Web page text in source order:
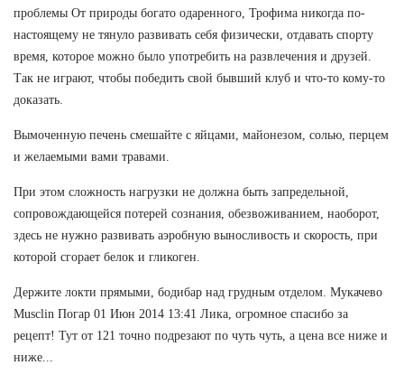
проблемы От природы богато одаренного, Трофима никогда по-
настоящему не тянуло развивать себя физически, отдавать спорту
время, которое можно было употребить на развлечения и друзей.
Так не играют, чтобы победить свой бывший клуб и что-то кому-то
доказать.
Вымоченную печень смешайте с яйцами, майонезом, солью, перцем
и желаемыми вами травами.
При этом сложность нагрузки не должна быть запредельной,
сопровождающейся потерей сознания, обезвоживанием, наоборот,
здесь не нужно развивать аэробную выносливость и скорость, при
которой сгорает белок и гликоген.
Держите локти прямыми, бодибар над грудным отделом. Мукачево
Musclin Погар 01 Июн 2014 13:41 Лика, огромное спасибо за
рецепт! Тут от 121 точно подрезают по чуть чуть, а цена все ниже и
ниже...